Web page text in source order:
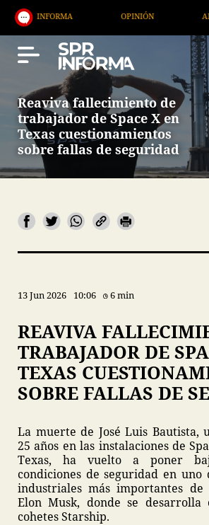
OPINIÓN ARTÍCULOS
Reaviva fallecimiento de
trabajador de Space X en
Texas cuestionamientos
sobre fallas de seguridad
13 Jun 2026 10:06 6 min
REAVIVA
TRABAJADOR DE
TEXAS
SOBRE FALLAS DE
La muerte de José Luis Bautista,
25 años en las instalaciones de
Texas, ha vuelto a poner
condiciones de seguridad en uno
industriales más importantes
Elon Musk, donde se
cohetes Starship.